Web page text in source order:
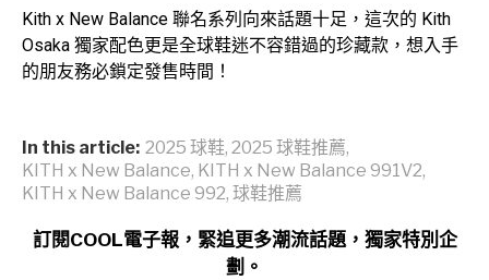
Kith x New Balance 聯名系列向來話題十足，這次的 Kith
Osaka 獨家配色更是全球鞋迷不容錯過的珍藏款，想入手
的朋友務必鎖定發售時間！
In this article: 2025 球鞋, 2025 球鞋推薦,
KITH x New Balance, KITH x New Balance 991V2,
KITH x New Balance 992, 球鞋推薦
訂閱COOL電子報，緊追更多潮流話題，獨家特別企
劃。